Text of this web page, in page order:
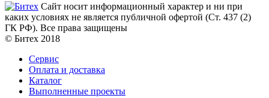
Сайт носит информационный характер и ни при
каких условиях не является публичной офертой (Ст. 437 (2)
ГК РФ). Все права защищены
© Битех 2018
Сервис
Оплата и доставка
Каталог
Выполненные проекты